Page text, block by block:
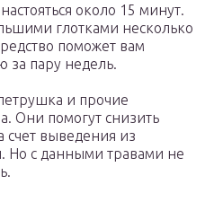
около 15 минут.
глотками несколько
поможет вам
за пару недель.
и прочие
Они помогут снизить
счет выведения из
Но с данными травами не